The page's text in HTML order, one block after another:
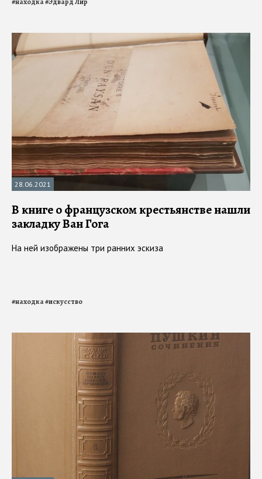
28.06.2021
В книге о французском крестьянстве нашли
закладку Ван Гога
На ней изображены три ранних эскиза
#находка#искусство